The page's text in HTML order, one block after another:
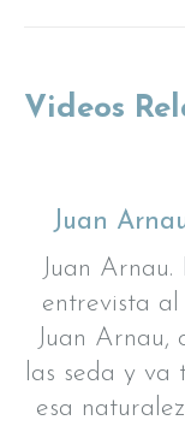
Videos
Juan
Juan
entrevista al
Juan Arnau,
las seda y va
esa